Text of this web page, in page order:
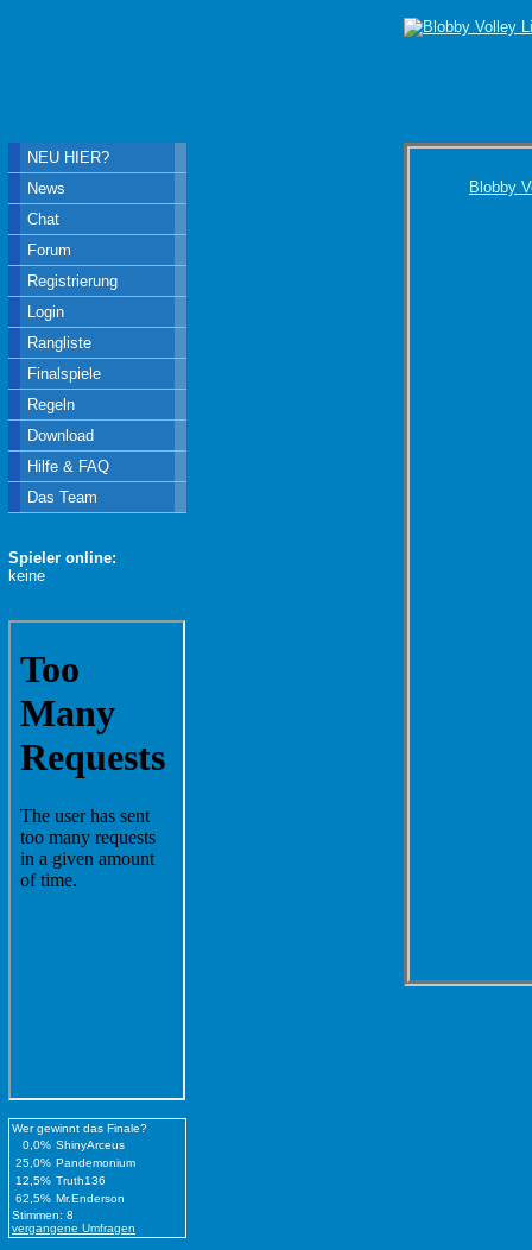
Blobby
NEU HIER?
News
Chat
Forum
Registrierung
Login
Rangliste
Finalspiele
Regeln
Download
Hilfe & FAQ
Das Team
Spieler online:
keine
Wer gewinnt das Finale?
0,0% ShinyArceus
25,0% Pandemonium
12,5% Truth136
62,5% Mr.Enderson
Stimmen: 8
vergangene Umfragen